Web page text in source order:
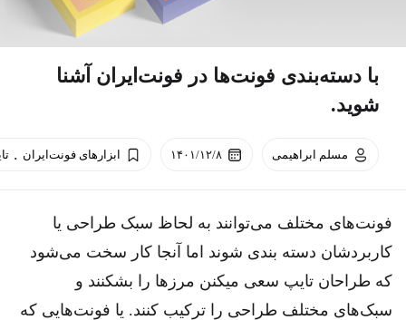
با دسته‌بندی فونت‌ها در فونت‌ایران آشنا
شوید.
مسلم ابراهیمی ۱۴۰۱/۱۲/۸ ابزارهای فونت‌ایران .
فونت‌های مختلف می‌توانند به لحاظ سبک طراحی یا
کاربردشان دسته بندی شوند اما آنجا کار سخت می‌شود
که طراحان‌ تایپ سعی میکنن مرز‌ها را بشکنند و
سبک‌های مختلف طراحی را ترکیب کنند. یا فونت‌هایی که